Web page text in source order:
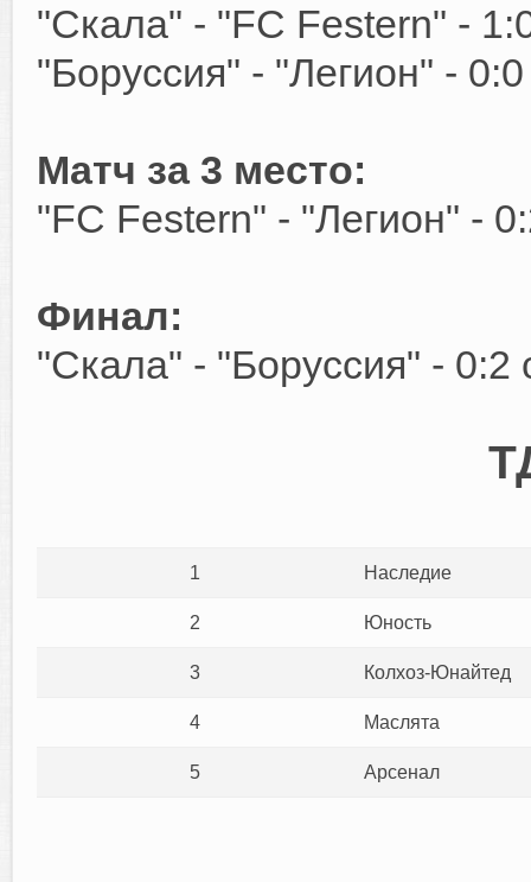
"Скала" - "FC Festern" -
"Боруссия" - "Легион" -
Матч за 3 место:
"FC Festern" - "Легион" -
Финал:
"Скала" - "Боруссия" -
1 Наследие
2 Юность
3 Колхоз-Юнайтед
4 Маслята
5 Арсенал